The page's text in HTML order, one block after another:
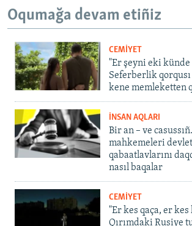
Oqumağa devam etiñiz
CEMİYET
"Er şeyni eki
Seferberlik
kene memleketten
İNSAN AQLARI
Bir an – ve
mahkemeleri
qabaatlavlarını
nasıl baqalar
CEMİYET
"Er kes qaça, er
Qırımdaki Rusiye